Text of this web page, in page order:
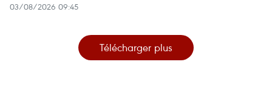
03/08/2026 09:45
Télécharger plus